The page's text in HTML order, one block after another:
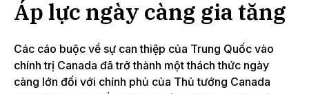
Áp lực ngày càng gia tăng
Các cáo buộc về sự can thiệp của Trung Quốc vào
chính trị Canada đã trở thành một thách thức ngày
càng lớn đối với chính phủ của Thủ tướng Canada